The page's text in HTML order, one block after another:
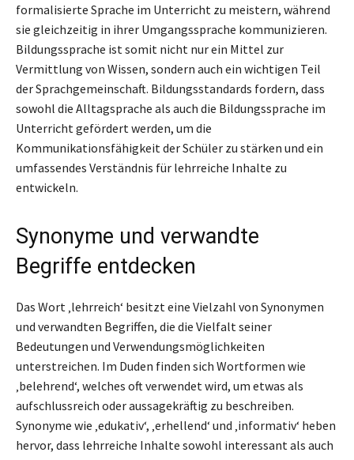
formalisierte Sprache im Unterricht zu meistern, während
sie gleichzeitig in ihrer Umgangssprache kommunizieren.
Bildungssprache ist somit nicht nur ein Mittel zur
Vermittlung von Wissen, sondern auch ein wichtigen Teil
der Sprachgemeinschaft. Bildungsstandards fordern, dass
sowohl die Alltagsprache als auch die Bildungssprache im
Unterricht gefördert werden, um die
Kommunikationsfähigkeit der Schüler zu stärken und ein
umfassendes Verständnis für lehrreiche Inhalte zu
entwickeln.
Synonyme und verwandte
Begriffe entdecken
Das Wort ‚lehrreich‘ besitzt eine Vielzahl von Synonymen
und verwandten Begriffen, die die Vielfalt seiner
Bedeutungen und Verwendungsmöglichkeiten
unterstreichen. Im Duden finden sich Wortformen wie
‚belehrend‘, welches oft verwendet wird, um etwas als
aufschlussreich oder aussagekräftig zu beschreiben.
Synonyme wie ‚edukativ‘, ‚erhellend‘ und ‚informativ‘ heben
hervor, dass lehrreiche Inhalte sowohl interessant als auch